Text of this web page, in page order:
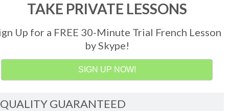
TAKE PRIVATE LESSONS
Up for a FREE 30-Minute Trial French Lesson
by Skype!
SIGN UP NOW!
QUALITY GUARANTEED